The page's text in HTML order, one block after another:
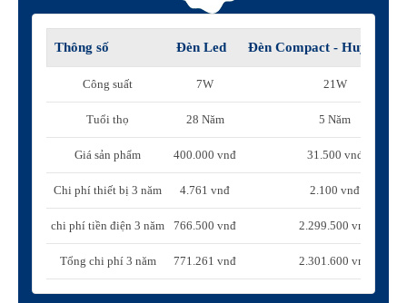
Thông số Đèn Led Đèn Compact - Huỳnh
Công suất
Tuổi thọ
Giá sản phẩm
Chi phí thiết bị 3 năm
chi phí tiền điện 3 năm
Tổng chi phí 3 năm
7W
28 Năm
400.000 vnđ
4.761 vnđ
766.500 vnđ
771.261 vnđ
21W
5 Năm
31.500 vnđ
2.100 vnđ
2.299.500 vnđ
2.301.600 vnđ